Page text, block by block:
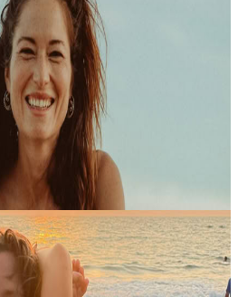
accompagnarti fuori dal ritmo della
mentale più centrato e presente.
propone una sequenza fluida e
le date disponibili
del cuore